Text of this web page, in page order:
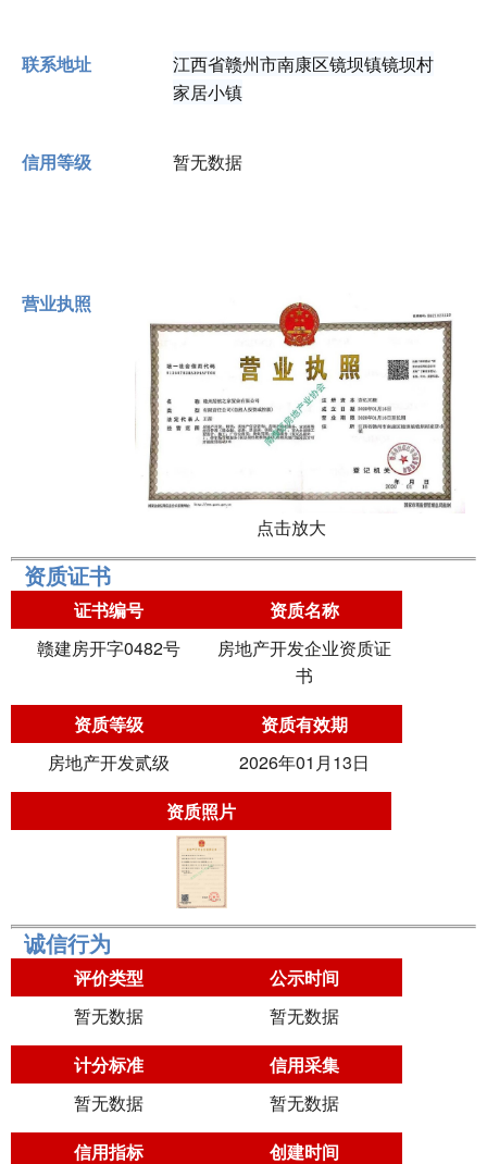
联系地址
江西省赣州市南康区镜坝镇镜坝村
家居小镇
信用等级 暂无数据
营业执照
点击放大
资质证书
证书编号
资质名称
赣建房开字0482号
房地产开发企业资质证
书
资质等级
资质有效期
房地产开发贰级
2026年01月13日
资质照片
诚信行为
评价类型
公示时间
暂无数据
暂无数据
计分标准
信用采集
暂无数据
暂无数据
信用指标
创建时间